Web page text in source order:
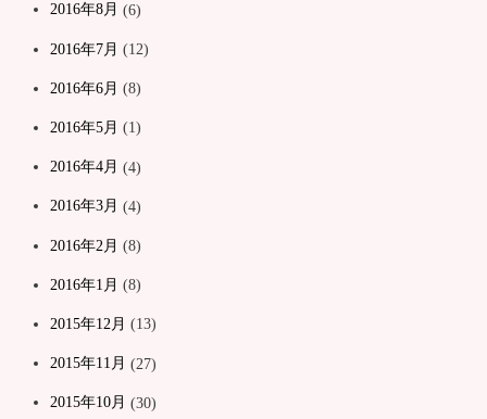
2016年8月 (6)
2016年7月 (12)
2016年6月 (8)
2016年5月 (1)
2016年4月 (4)
2016年3月 (4)
2016年2月 (8)
2016年1月 (8)
2015年12月 (13)
2015年11月 (27)
2015年10月 (30)